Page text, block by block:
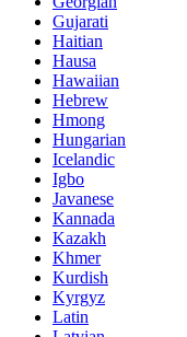
Gujarati
Haitian
Hausa
Hawaiian
Hebrew
Hmong
Hungarian
Icelandic
Igbo
Javanese
Kannada
Kazakh
Khmer
Kurdish
Kyrgyz
Latin